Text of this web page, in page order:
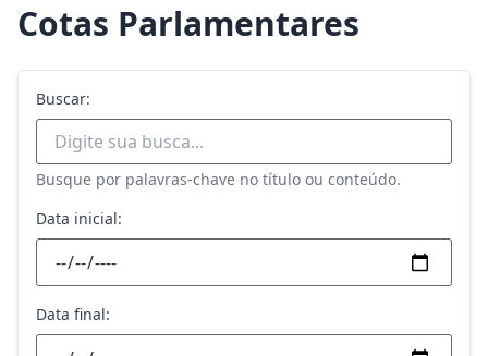
Cotas Parlamentares
Buscar:
Busque por palavras-chave no título ou conteúdo.
Data inicial:
Data final: